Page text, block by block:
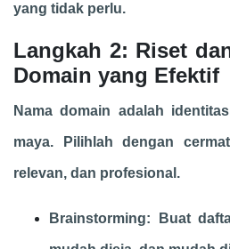
yang tidak perlu.
Langkah 2: Riset
Domain yang Efektif
Nama domain adalah
maya. Pilihlah dengan
relevan, dan profesional.
Brainstorming: Buat